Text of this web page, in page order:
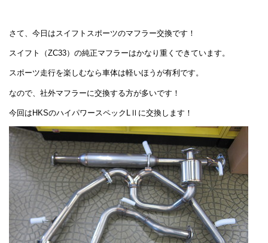
さて、今日はスイフトスポーツのマフラー交換です！
スイフト（ZC33）の純正マフラーはかなり重くできています。
スポーツ走行を楽しむなら車体は軽いほうが有利です。
なので、社外マフラーに交換する方が多いです！
今回はHKSのハイパワースペックLⅡに交換します！